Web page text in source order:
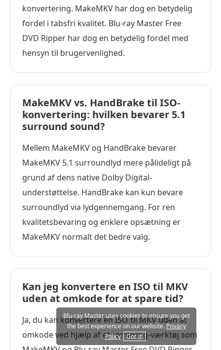
konvertering. MakeMKV har dog en betydelig
fordel i tabsfri kvalitet. Blu-ray Master Free
DVD Ripper har dog en betydelig fordel med
hensyn til brugervenlighed.
MakeMKV vs. HandBrake til ISO-
konvertering: hvilken bevarer 5.1
surround sound?
Mellem MakeMKV og HandBrake bevarer
MakeMKV 5.1 surroundlyd mere pålideligt på
grund af dens native Dolby Digital-
understøttelse. HandBrake kan kun bevare
surroundlyd via lydgennemgang. For ren
kvalitetsbevaring og enklere opsætning er
MakeMKV normalt det bedre valg.
Kan jeg konvertere en ISO til MKV
uden at omkode for at spare tid?
Ja, du kan konvertere en ISO til MKV uden at
omkode ved hjælp af et remuxing-værktøj som
Blu-ray Master uses cookies to ensure you get
the best experience on our website. Privacy
Policy
Got it!